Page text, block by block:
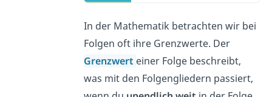
In der Mathematik betrachten wir bei
Folgen oft ihre Grenzwerte. Der
Grenzwert einer Folge beschreibt,
was mit den Folgengliedern passiert,